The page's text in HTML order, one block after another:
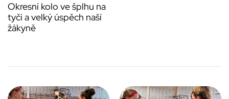
Okresní kolo ve šplhu na
tyči a velký úspěch naší
žákyně